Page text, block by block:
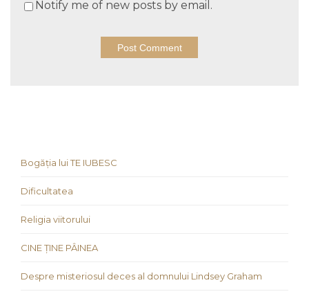
Notify me of new posts by email.
Bogăția lui TE IUBESC
Dificultatea
Religia viitorului
CINE ȚINE PÂINEA
Despre misteriosul deces al domnului Lindsey Graham